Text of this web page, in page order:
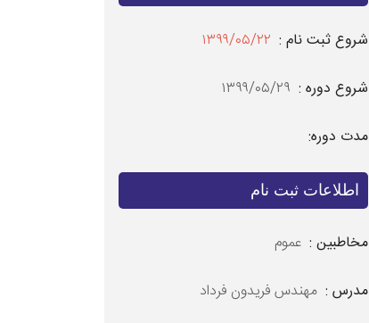
شروع ثبت نام : ۱۳۹۹/۰۵/۲۲
شروع دوره : ۱۳۹۹/۰۵/۲۹
مدت دوره:
اطلاعات ثبت نام
مخاطبین : عموم
مدرس : مهندس فریدون فرداد